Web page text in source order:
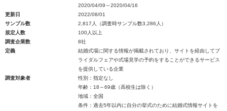
2020/04/09～2020/04/16
更新日
2022/08/01
サンプル数
2,817人（調査時サンプル数3,286人）
規定人数
100人以上
調査企業数
8社
定義
結婚式場に関する情報が掲載されており、サイトを経由してブ
ライダルフェアや式場見学の予約をすることができるサービス
を提供している企業
調査対象者
性別：指定なし
年齢：18～69歳（高校生は除く）
地域：全国
条件：過去5年以内に自分の挙式のために結婚式情報サイトを